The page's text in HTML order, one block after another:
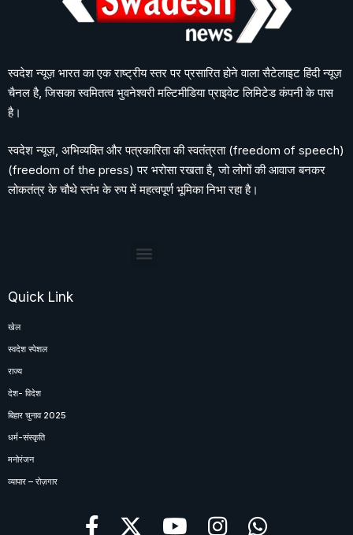
स्वदेश न्यूज़ भारत का एक राष्ट्रीय स्तर पर प्रसारित होने वाला सैटेलाइट हिंदी न्यूज़
चैनल है, जिसका स्वमितत्व भुवनेश्वरी मल्टिमीडिया प्राइवेट लिमिटेड कंपनी के पास
है।
स्वदेश न्यूज़, अभिव्यक्ति और पत्रकारिता की स्वतंत्रता (freedom of speech)
(freedom of the press) पर भरोसा रखता है, जो लोगों की आवाज बनकर
लोकतंत्र के चौथे स्तंभ के रुप में महत्वपूर्ण भूमिका निभा रहा है।
Quick Link
खेल
स्वदेश स्पेशल
राज्य
देश- विदेश
बिहार चुनाव 2025
धर्म-संस्कृति
मनोरंजन
व्यापार – रोज़गार